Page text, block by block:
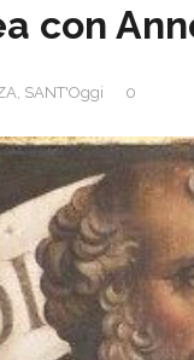
con
SANT'Oggi 0